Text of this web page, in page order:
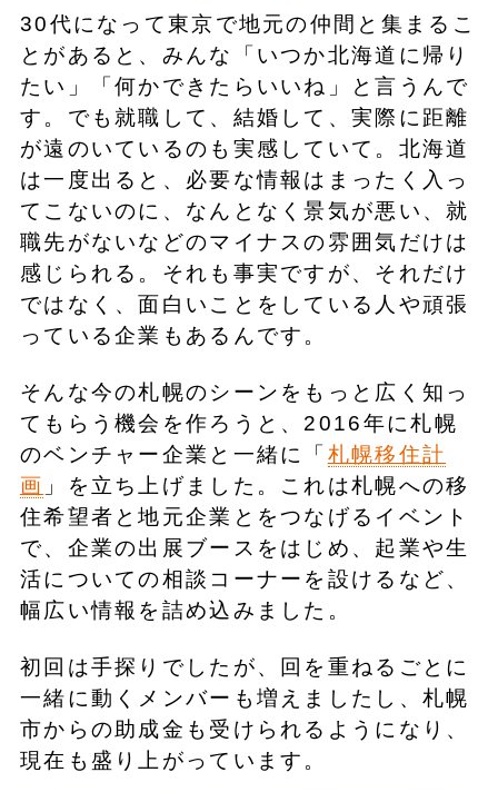
30代になって東京で地元の仲間と集まるこ
とがあると、みんな「いつか北海道に帰り
たい」「何かできたらいいね」と言うんで
す。でも就職して、結婚して、実際に距離
が遠のいているのも実感していて。北海道
は一度出ると、必要な情報はまったく入っ
てこないのに、なんとなく景気が悪い、就
職先がないなどのマイナスの雰囲気だけは
感じられる。それも事実ですが、それだけ
ではなく、面白いことをしている人や頑張
っている企業もあるんです。
そんな今の札幌のシーンをもっと広く知っ
てもらう機会を作ろうと、2016年に札幌
のベンチャー企業と一緒に「 札幌移住計
画 」を立ち上げました。これは札幌への移
住希望者と地元企業とをつなげるイベント
で、企業の出展ブースをはじめ、起業や生
活についての相談コーナーを設けるなど、
幅広い情報を詰め込みました。
初回は手探りでしたが、回を重ねるごとに
一緒に動くメンバーも増えましたし、札幌
市からの助成金も受けられるようになり、
現在も盛り上がっています。